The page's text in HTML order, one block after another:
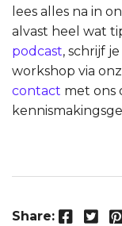
lees alles na in
alvast heel wat
podcast, schrijf
workshop via
contact met ons
Share: Facebook Twitter Pinterest